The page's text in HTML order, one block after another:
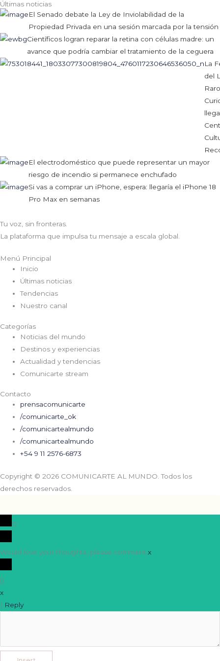
Últimas noticias
El Senado debate la Ley de Inviolabilidad de la
Propiedad Privada en una sesión marcada por la tensión
Científicos logran reparar la retina con células madre: un
avance que podría cambiar el tratamiento de la ceguera
La
del
El electrodoméstico que puede representar un mayor
riesgo de incendio si permanece enchufado
Si vas a comprar un iPhone, espera: llegaría el iPhone 18
Pro Max en semanas
Tu voz, sin fronteras.
La plataforma que impulsa tu mensaje a escala global.
Menú Principal
Inicio
Últimas noticias
Tendencias
Nuestro canal
Categorías
Noticias del mundo
Destinos y experiencias
Actualidad y tendencias
Comunicarte stream
Contacto
prensacomunicarte
/comunicarte_ok
/comunicartealmundo
/comunicartealmundo
+54 9 11 2576-6873
Copyright © 2026 COMUNICARTE AL MUNDO. Todos los
derechos reservados.
0
Would love your thoughts, please comment. x
()
x
| Reply